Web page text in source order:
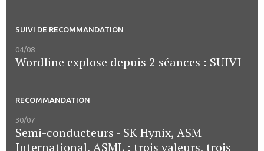
SUIVI DE RECOMMANDATION
04/08
Wordline explose depuis 2 séances : SUIVI
RECOMMANDATION
30/07
Semi-conducteurs - SK Hynix, ASM
International, ASML : trois valeurs, trois